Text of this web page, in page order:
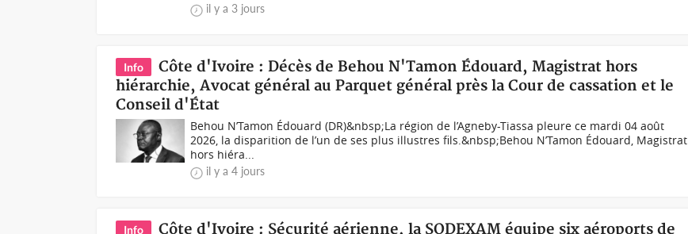
il y a 3 jours
Info
Côte d'Ivoire : Décès de Behou N'Tamon Édouard, Magistrat hors
hiérarchie, Avocat général au Parquet général près la Cour de cassation et le
Conseil d'État
Behou N’Tamon Édouard (DR)&nbsp;La région de l’Agneby-Tiassa pleure ce mardi 04 août
2026, la disparition de l’un de ses plus illustres fils.&nbsp;Behou N’Tamon Édouard, Magistrat
hors hiéra...
il y a 4 jours
Info
Côte d'Ivoire : Sécurité aérienne, la SODEXAM équipe six aéroports de